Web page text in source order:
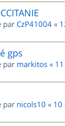
par CzP41004 «
gps
par markitos «
par nicols10 « 10